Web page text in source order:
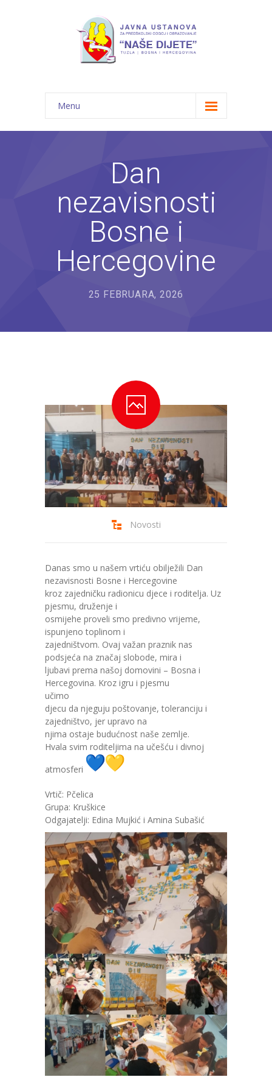
Menu
Početna
-- JU "Naše dijete"
---- Bambi
---- Pčelica
---- Poletarac
---- Snjeguljica
---- Sunčica
---- Zvončica
-- Stručni tim
-- Galerija
-- Dokumenti
-- COVID-19 Procedure
-- Javne nabavke
---- Plan javnih nabavki
---- Osnovni elementi ugovora
---- Odluke o izboru i poništenju
---- Nabavka usluga iz anexa II dio B
-- Konkursi
Edukacije
-- Edukacije za roditelje
-- Edukacije zaposlenika
Za roditelje
-- Jelovnik za djecu
-- Obrasci i zahtjevi
-- Obavještenja za roditelje
Projekti
Mala škola sporta
Kontakt
Dan
nezavisnosti
Bosne i
Hercegovine
25 FEBRUARA, 2026
Novosti
Danas smo u našem vrtiću obilježili Dan
nezavisnosti Bosne i Hercegovine
kroz zajedničku radionicu djece i roditelja. Uz
pjesmu, druženje i
osmijehe proveli smo predivno vrijeme,
ispunjeno toplinom i
zajedništvom. Ovaj važan praznik nas
podsjeća na značaj slobode, mira i
ljubavi prema našoj domovini – Bosna i
Hercegovina. Kroz igru i pjesmu
učimo
djecu da njeguju poštovanje, toleranciju i
zajedništvo, jer upravo na
njima ostaje budućnost naše zemlje.
Hvala svim roditeljima na učešću i divnoj
atmosferi
Vrtič: Pčelica
Grupa: Kruškice
Odgajatelji: Edina Mujkić i Amina Subašić